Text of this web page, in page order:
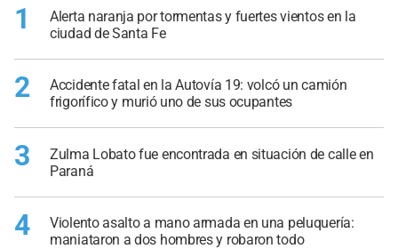
1
Alerta naranja por tormentas y fuertes vientos en la
ciudad de Santa Fe
2
Accidente fatal en la Autovía 19: volcó un camión
frigorífico y murió uno de sus ocupantes
3
Zulma Lobato fue encontrada en situación de calle en
Paraná
4
Violento asalto a mano armada en una peluquería:
maniataron a dos hombres y robaron todo